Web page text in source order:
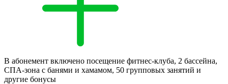
В абонемент включено посещение фитнес-клуба, 2 бассейна,
СПА-зона с банями и хамамом, 50 групповых занятий и
другие бонусы